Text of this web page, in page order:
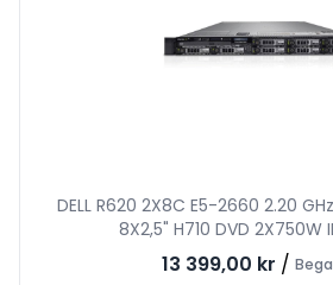
DELL R620 2X8C E5-2660 2.20
8X2,5" H710 DVD 2X750W
13 399,00 kr /